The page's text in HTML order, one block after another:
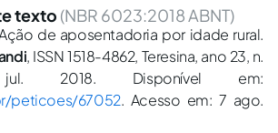
texto (NBR 6023:2018 ABNT)
de aposentadoria por idade rural.
, ISSN 1518-4862, Teresina, ano 23, n.
2018. Disponível em:
peticoes/67052. Acesso em: 7 ago.